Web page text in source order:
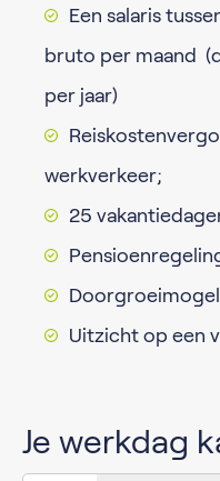
Een salaris
bruto per maand
per jaar)
werkverkeer;
25
Uitzicht op een
Je werkdag